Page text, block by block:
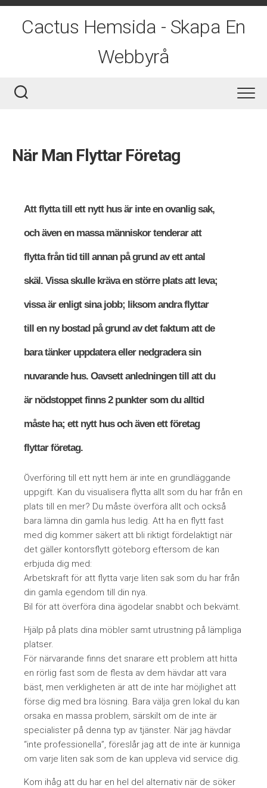
Skip
contentCactus Hemsida - Skapa En
Webbyrå
När Man Flyttar Företag
Att flytta till ett nytt hus är inte en ovanlig sak,
och även en massa människor tenderar att
flytta från tid till annan på grund av ett antal
skäl. Vissa skulle kräva en större plats att leva;
vissa är enligt sina jobb; liksom andra flyttar
till en ny bostad på grund av det faktum att de
bara tänker uppdatera eller nedgradera sin
nuvarande hus. Oavsett anledningen till att du
är nödstoppet finns 2 punkter som du alltid
måste ha; ett nytt hus och även ett företag
flyttar företag.
Överföring till ett nytt hem är inte en grundläggande
uppgift. Kan du visualisera flytta allt som du har från en
plats till en mer? Du måste överföra allt och också
bara lämna din gamla hus ledig. Att ha en flytt fast
med dig kommer säkert att bli riktigt fördelaktigt när
det gäller kontorsflytt göteborg eftersom de kan
erbjuda dig med:
Arbetskraft för att flytta varje liten sak som du har från
din gamla egendom till din nya.
Bil för att överföra dina ägodelar snabbt och bekvämt.
Hjälp på plats dina möbler samt utrustning på lämpliga
platser.
För närvarande finns det snarare ett problem att hitta
en rörlig fast som de flesta av dem hävdar att vara
bäst, men verkligheten är att de inte har möjlighet att
förse dig med bra lösning. Bara välja gren lokal du kan
orsaka en massa problem, särskilt om de inte är
specialister på denna typ av tjänster. När jag hävdar
“inte professionella”, föreslår jag att de inte är kunniga
om varje liten sak som de kan uppleva vid service dig.
Kom ihåg att du har en hel del alternativ när de söker